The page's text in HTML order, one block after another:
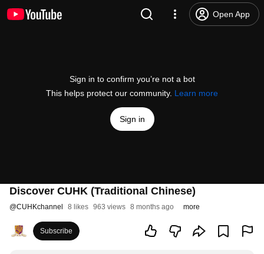
Open App
Sign in to confirm you’re not a bot
This helps protect our community. Learn more
Sign in
Discover CUHK (Traditional Chinese)
@CUHKchannel 8 likes 963 views 8 months ago more
Subscribe